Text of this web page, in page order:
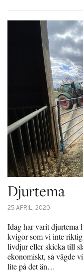
Djurtema
25 APRIL, 2020
Idag har varit djurtema
kvigor som vi inte
livdjur eller skicka till
ekonomiskt, så vägde
lite på det än…